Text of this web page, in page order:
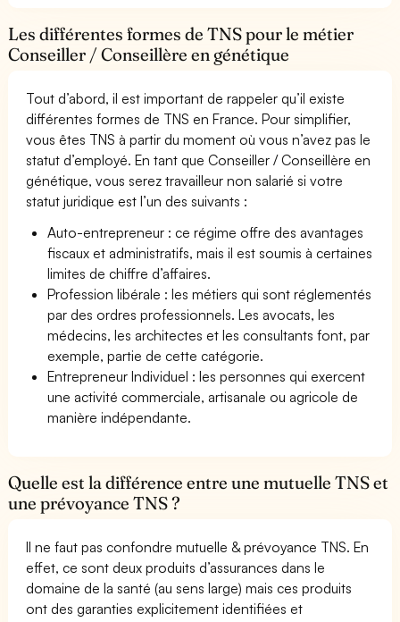
Les différentes formes de TNS pour le métier
Conseiller / Conseillère en génétique
Tout d’abord, il est important de rappeler qu’il existe
différentes formes de TNS en France. Pour simplifier,
vous êtes TNS à partir du moment où vous n’avez pas le
statut d’employé. En tant que Conseiller / Conseillère en
génétique, vous serez travailleur non salarié si votre
statut juridique est l’un des suivants :
Auto-entrepreneur : ce régime offre des avantages
fiscaux et administratifs, mais il est soumis à certaines
limites de chiffre d’affaires.
Profession libérale : les métiers qui sont réglementés
par des ordres professionnels. Les avocats, les
médecins, les architectes et les consultants font, par
exemple, partie de cette catégorie.
Entrepreneur Individuel : les personnes qui exercent
une activité commerciale, artisanale ou agricole de
manière indépendante.
Quelle est la différence entre une mutuelle TNS et
une prévoyance TNS ?
Il ne faut pas confondre mutuelle & prévoyance TNS. En
effet, ce sont deux produits d’assurances dans le
domaine de la santé (au sens large) mais ces produits
ont des garanties explicitement identifiées et